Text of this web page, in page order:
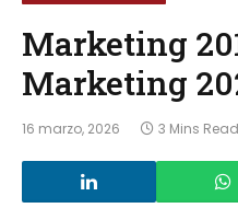
Marketing
Marketing
16 marzo, 2026 3 Mins Read